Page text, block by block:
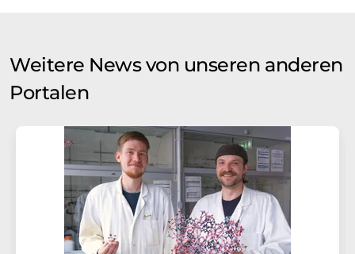
Weitere News von unseren anderen
Portalen